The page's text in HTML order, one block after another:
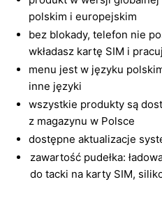
polskim i europejskim
bez blokady, telefon nie
wkładasz kartę SIM i
menu jest w języku
inne języki
wszystkie produkty są
z magazynu w Polsce
dostępne aktualizacje
zawartość pudełka:
do tacki na karty SIM,